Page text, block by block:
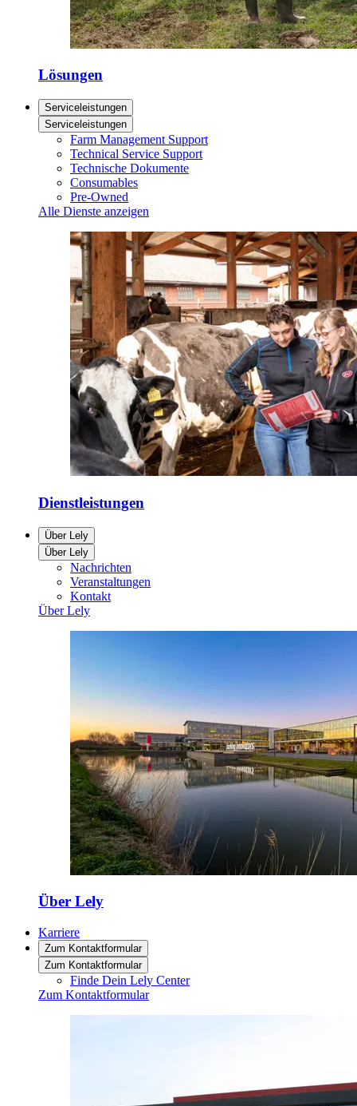
Lösungen
Serviceleistungen
Serviceleistungen
Farm Management Support
Technical Service Support
Technische Dokumente
Consumables
Pre-Owned
Alle Dienste anzeigen
Dienstleistungen
Über Lely
Über Lely
Nachrichten
Veranstaltungen
Kontakt
Über Lely
Über Lely
Karriere
Zum Kontaktformular
Zum Kontaktformular
Finde Dein Lely Center
Zum Kontaktformular